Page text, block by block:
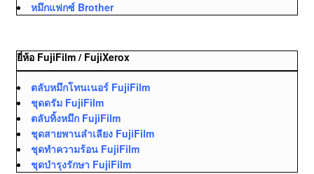
หมึกแฟกซ์ Brother
ยี่ห้อ FujiFilm / FujiXerox
ตลับหมึกโทนเนอร์ FujiFilm
ชุดดรัม FujiFilm
ตลับทิ้งหมึก FujiFilm
ชุดสายพานลำเลียง FujiFilm
ชุดทำความร้อน FujiFilm
ชุดบำรุงรักษา FujiFilm